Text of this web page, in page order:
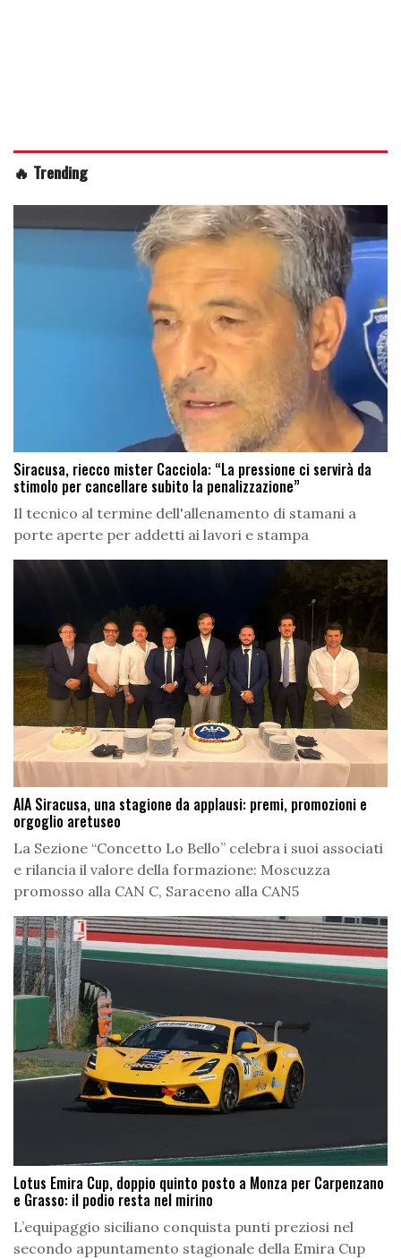
🔥 Trending
Siracusa, riecco mister Cacciola: “La pressione ci servirà da
stimolo per cancellare subito la penalizzazione”
Il tecnico al termine dell'allenamento di stamani a
porte aperte per addetti ai lavori e stampa
AIA Siracusa, una stagione da applausi: premi, promozioni e
orgoglio aretuseo
La Sezione “Concetto Lo Bello” celebra i suoi associati
e rilancia il valore della formazione: Moscuzza
promosso alla CAN C, Saraceno alla CAN5
Lotus Emira Cup, doppio quinto posto a Monza per Carpenzano
e Grasso: il podio resta nel mirino
L’equipaggio siciliano conquista punti preziosi nel
secondo appuntamento stagionale della Emira Cup